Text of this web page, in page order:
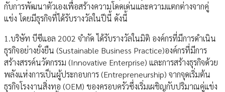
กับการพัฒนาตัวเองเพื่อสร้างความโดดเด่นและความแตกต่างจากคู่
แข่ง โดยมีธุรกิจที่ได้รับรางวัลในปีนี้ ดังนี้
1.บริษัท บีซีแอล 2002 จำกัด ได้รับรางวัลในมิติ องค์กรที่มีการดำเนิน
ธุรกิจอย่างยั่งยืน (Sustainable Business Practice)องค์กรที่มีการ
สร้างสรรค์นวัตกรรม (Innovative Enterprise) และการสร้างธุรกิจด้วย
พลังแห่งการเป็นผู้ประกอบการ (Entrepreneurship) จากจุดเริ่มต้น
ธุรกิจโรงงานสิ่งทอ (OEM) ของครอบครัวซึ่งเริ่มเผชิญกับปริมาณคู่แข่ง